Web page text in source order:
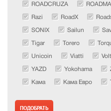
ROADCRUZA
Razi RoadX
SONIX Sailun
Tigar Torero
Unicoin Viatti
YAZD Yokohama
Кама Кама Евро